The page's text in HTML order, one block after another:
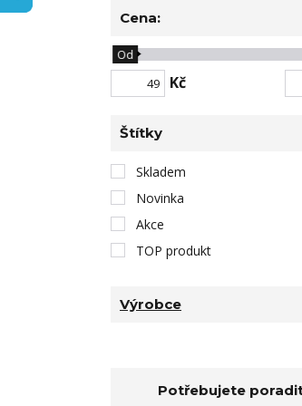
Cena:
Kč
Od
Štítky
Skladem
Novinka
Akce
TOP produkt
Výrobce
Potřebujete